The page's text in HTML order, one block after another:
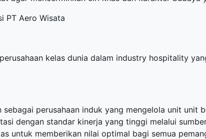
PT Aero Wisata
kelas dunia dalam industry hospitality
sebagai perusahaan induk yang mengelola unit unit
dengan standar kinerja yang tinggi melalui
untuk memberikan nilai optimal bagi semua